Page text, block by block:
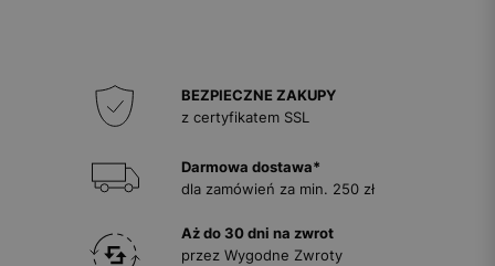
BEZPIECZNE ZAKUPY
z certyfikatem SSL
Darmowa dostawa*
dla zamówień za min. 250 zł
Aż do 30 dni na zwrot
przez Wygodne Zwroty